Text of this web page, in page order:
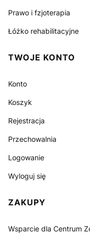
Prawo i fzjoterapia
Łóżko rehabilitacyjne
TWOJE KONTO
Konto
Koszyk
Rejestracja
Przechowalnia
Logowanie
Wyloguj się
ZAKUPY
Wsparcie dla Centrum